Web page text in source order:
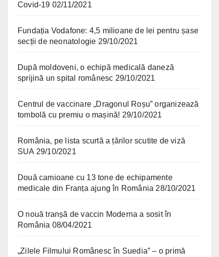
Covid-19 02/11/2021
Fundația Vodafone: 4,5 milioane de lei pentru șase
secții de neonatologie 29/10/2021
După moldoveni, o echipă medicală daneză
sprijină un spital românesc 29/10/2021
Centrul de vaccinare „Dragonul Roșu” organizează
tombolă cu premiu o mașină! 29/10/2021
România, pe lista scurtă a țărilor scutite de viză
SUA 29/10/2021
Două camioane cu 13 tone de echipamente
medicale din Franța ajung în România 28/10/2021
O nouă tranșă de vaccin Moderna a sosit în
România 08/04/2021
„Zilele Filmului Românesc în Suedia” – o primă